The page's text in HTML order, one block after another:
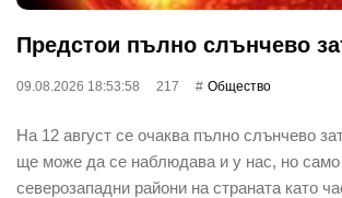
Предстои пълно слънчево
09.08.2026 18:53:58 217 Общество
На 12 август се очаква пълно слънчево
ще може да се наблюдава и у нас, но само
северозападни райони на страната като